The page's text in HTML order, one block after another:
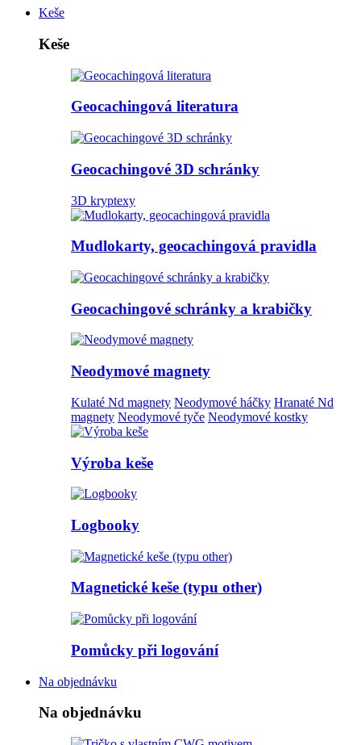
Keše
Keše
Geocachingová literatura
Geocachingové 3D schránky
3D kryptexy
Mudlokarty, geocachingová pravidla
Geocachingové schránky a krabičky
Neodymové magnety
Kulaté Nd magnety Neodymové háčky Hranaté Nd
magnety Neodymové tyče Neodymové kostky
Výroba keše
Logbooky
Magnetické keše (typu other)
Pomůcky při logování
Na objednávku
Na objednávku